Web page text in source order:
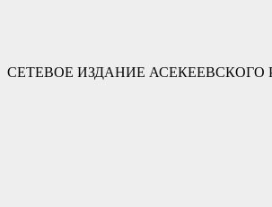
СЕТЕВОЕ ИЗДАНИЕ АСЕКЕЕВСКОГО